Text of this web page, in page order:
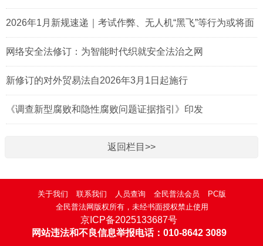
2026年1月新规速递｜考试作弊、无人机“黑飞”等行为或将面
临处罚
网络安全法修订：为智能时代织就安全法治之网
新修订的对外贸易法自2026年3月1日起施行
《调查新型腐败和隐性腐败问题证据指引》印发
返回栏目>>
关于我们 联系我们 人员查询 全民普法会员
PC版
全民普法网版权所有，未经书面授权禁止使用
京ICP备2025133687号
网站违法和不良信息举报电话：010-8642 3089